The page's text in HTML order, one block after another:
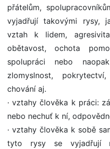
přátelům,
vyjadřují takovými rysy,
vztah k lidem,
obětavost, ochota
spolupráci nebo
zlomyslnost,
chování aj.
· vztahy člověka k práci:
nebo nechuť k ní,
· vztahy člověka k sobě
tyto rysy se vyjadřují